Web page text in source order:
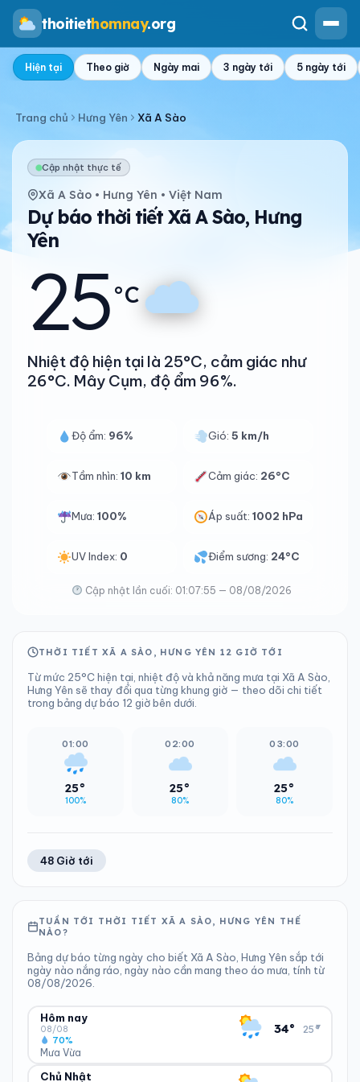
thoitiethomnay.org
Hiện tại Theo giờ Ngày mai 3 ngày tới 5 ngày tới
Trang chủ Hưng Yên Xã A Sào
Cập nhật thực tế
Xã A Sào • Hưng Yên • Việt Nam
Dự báo thời tiết Xã A Sào, Hưng
Yên
25°C
Nhiệt độ hiện tại là 25°C, cảm giác như
26°C. Mây Cụm, độ ẩm 96%.
Độ ẩm: 96% Gió:5 km/h
Tầm nhìn: 10 km Cảm giác: 26°C
Mưa: 100% Áp suất:1002 hPa
UV Index: 0 Điểm sương: 24°C
Cập nhật lần cuối: 01:07:55 — 08/08/2026
THỜI TIẾT XÃ A SÀO, HƯNG YÊN 12 GIỜ TỚI
Từ mức 25°C hiện tại, nhiệt độ và khả năng mưa tại Xã A Sào,
Hưng Yên sẽ thay đổi qua từng khung giờ — theo dõi chi tiết
trong bảng dự báo 12 giờ bên dưới.
01:00
25°
100%
02:00
25°
80%
03:00
25°
80%
48 Giờ tới
TUẦN TỚI THỜI TIẾT XÃ A SÀO, HƯNG YÊN THẾ
NÀO?
Bảng dự báo từng ngày cho biết Xã A Sào, Hưng Yên sắp tới
ngày nào nắng ráo, ngày nào cần mang theo áo mưa, tính từ
08/08/2026.
Hôm nay
08/08
Mưa Vừa
70%
34° 25°
▾
ĐỘ ẨM
Chủ Nhật